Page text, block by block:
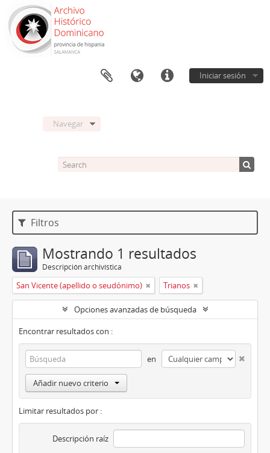
Iniciar sesión
Navegar
Filtros
Mostrando 1 resultados
Descripción archivística
San Vicente (apellido o seudónimo) Trianos
Opciones avanzadas de búsqueda
Encontrar resultados con :
en
Añadir nuevo criterio
Limitar resultados por :
Descripción raíz